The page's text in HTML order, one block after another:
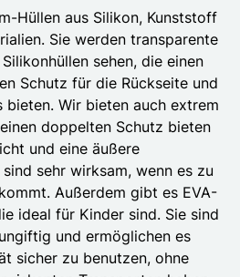
Hüllen aus Silikon, Kunststoff
Sie werden transparente
sehen, die einen
Schutz für die Rückseite und
bieten. Wir bieten auch extrem
doppelten Schutz bieten
und eine äußere
sehr wirksam, wenn es zu
Außerdem gibt es EVA-
ideal für Kinder sind. Sie sind
und ermöglichen es
sicher zu benutzen, ohne